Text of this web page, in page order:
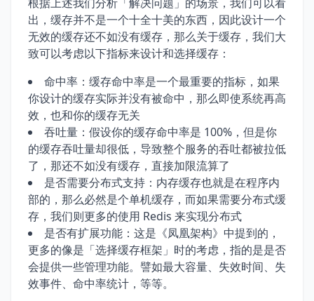
出，缓存并不是一个十全十美的东西，因此设计一个
无效的缓存还不如没有缓存，那么关于缓存，我们大
致可以考虑以下指标来设计和选择缓存：
命中率：缓存命中率是一个最重要的指标，如果
你设计的缓存实际并没有被命中，那么即使系统再高
效，也和你的缓存无关
吞吐量：假设你的缓存命中率是 100%，但是你
的缓存吞吐量却很低，导致整个服务的吞吐都被拉低
了，那还不如没有缓存，直接加限流算了
是否需要分布式支持：内存缓存也就是在程序内
部的，那么必然是个单机缓存，而如果需要分布式缓
存，我们则更多的使用 Redis 来实现分布式
是否有扩展功能：这是《凤凰架构》中提到的，
更多的像是「选择缓存框架」时的考虑，指的是是否
会提供一些管理功能。譬如最大容量、失效时间、失
效事件、命中率统计，等等。